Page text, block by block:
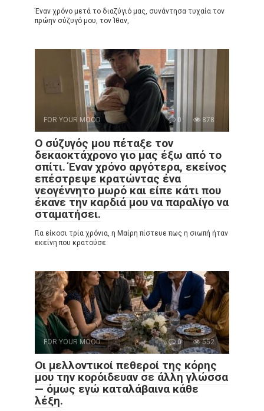
Έναν χρόνο μετά το διαζύγιό μας, συνάντησα τυχαία τον
πρώην σύζυγό μου, τον Ίθαν,
FOR YOUR MOOD 0 878
Ο σύζυγός μου πέταξε τον
δεκαοκτάχρονο γιο μας έξω από το
σπίτι. Έναν χρόνο αργότερα, εκείνος
επέστρεψε κρατώντας ένα
νεογέννητο μωρό και είπε κάτι που
έκανε την καρδιά μου να παραλίγο να
σταματήσει.
Για είκοσι τρία χρόνια, η Μαίρη πίστευε πως η σιωπή ήταν
εκείνη που κρατούσε
FOR YOUR MOOD 0 552
Οι μελλοντικοί πεθεροί της κόρης
μου την κορόιδευαν σε άλλη γλώσσα
— όμως εγώ καταλάβαινα κάθε
λέξη.